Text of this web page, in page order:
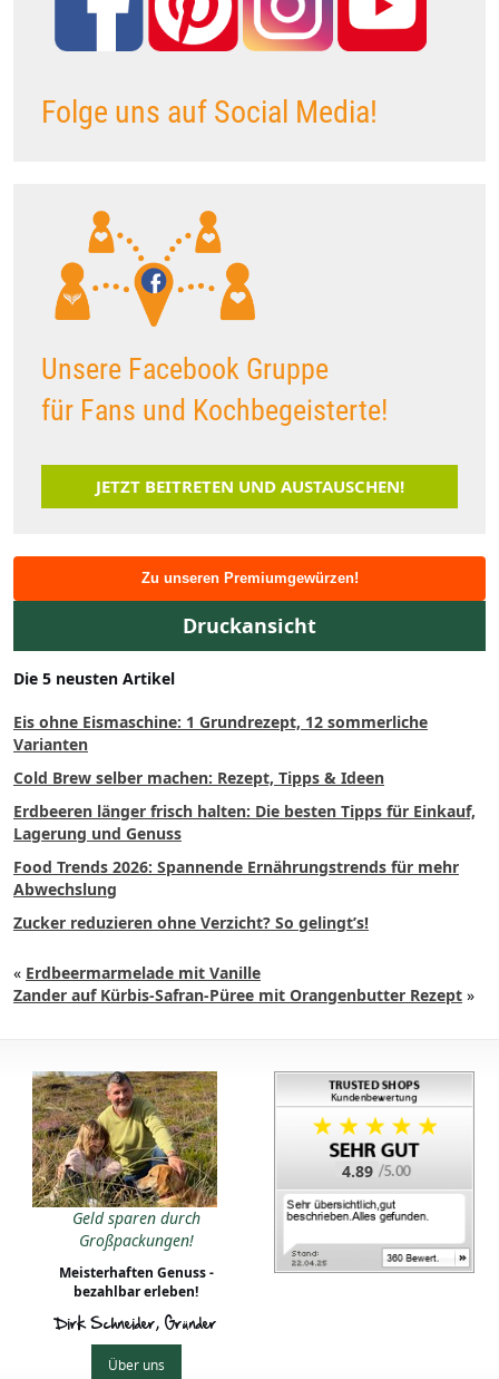
Folge uns auf Social Media!
Unsere Facebook Gruppe
für Fans und Kochbegeisterte!
JETZT BEITRETEN UND AUSTAUSCHEN!
Zu unseren Premiumgewürzen!
Druckansicht
Die 5 neusten Artikel
Eis ohne Eismaschine: 1 Grundrezept, 12 sommerliche
Varianten
Cold Brew selber machen: Rezept, Tipps & Ideen
Erdbeeren länger frisch halten: Die besten Tipps für Einkauf,
Lagerung und Genuss
Food Trends 2026: Spannende Ernährungstrends für mehr
Abwechslung
Zucker reduzieren ohne Verzicht? So gelingt’s!
« Erdbeermarmelade mit Vanille
Zander auf Kürbis-Safran-Püree mit Orangenbutter Rezept »
Geld sparen durch
Großpackungen!
Meisterhaften Genuss -
bezahlbar erleben!
Dirk Schneider, Gründer
Über uns
4.89